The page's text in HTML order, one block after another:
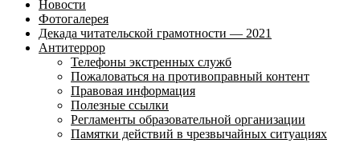
Новости
Фотогалерея
Декада читательской грамотности — 2021
Антитеррор
Телефоны экстренных служб
Пожаловаться на противоправный контент
Правовая информация
Полезные ссылки
Регламенты образовательной организации
Памятки действий в чрезвычайных ситуациях